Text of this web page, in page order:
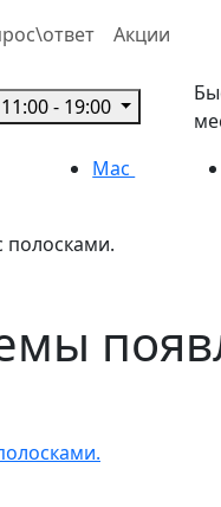
Акции
- 19:00
Mac
полосками.